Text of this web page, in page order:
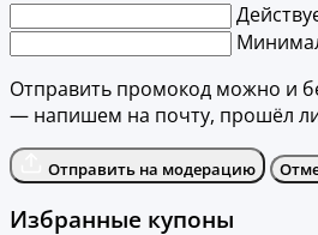
Отправить промокод можно и
— напишем на почту, прошёл
Отправить на модерацию
Избранные купоны